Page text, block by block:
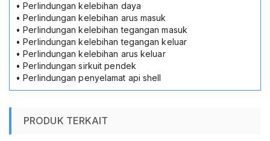
• Perlindungan kelebihan daya
• Perlindungan kelebihan arus masuk
• Perlindungan kelebihan tegangan masuk
• Perlindungan kelebihan tegangan keluar
• Perlindungan kelebihan arus keluar
• Perlindungan sirkuit pendek
• Perlindungan penyelamat api shell
PRODUK TERKAIT